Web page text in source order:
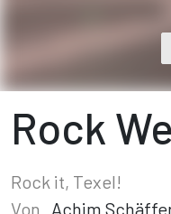
Rock
Rock it, Texel!
Von
Achim